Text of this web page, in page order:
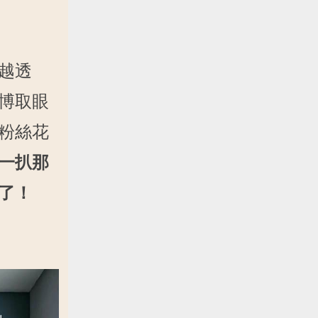
透
取眼
絲花
扒那
！